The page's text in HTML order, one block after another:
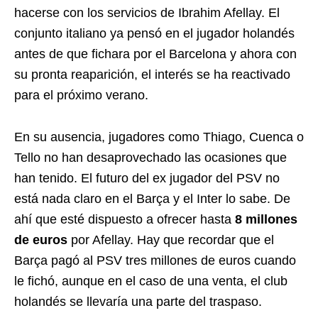
hacerse con los servicios de Ibrahim Afellay. El
conjunto italiano ya pensó en el jugador holandés
antes de que fichara por el Barcelona y ahora con
su pronta reaparición, el interés se ha reactivado
para el próximo verano.
En su ausencia, jugadores como Thiago, Cuenca o
Tello no han desaprovechado las ocasiones que
han tenido. El futuro del ex jugador del PSV no
está nada claro en el Barça y el Inter lo sabe. De
ahí que esté dispuesto a ofrecer hasta 8 millones
de euros por Afellay. Hay que recordar que el
Barça pagó al PSV tres millones de euros cuando
le fichó, aunque en el caso de una venta, el club
holandés se llevaría una parte del traspaso.